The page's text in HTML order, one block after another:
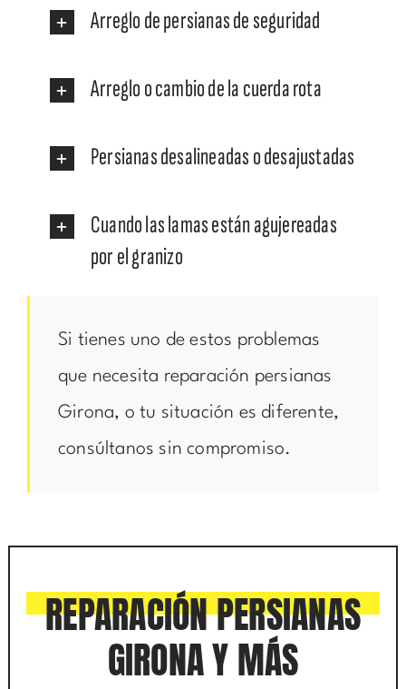
Arreglo de persianas de seguridad
Arreglo o cambio de la cuerda rota
Persianas desalineadas o desajustadas
Cuando las lamas están agujereadas
por el granizo
Si tienes uno de estos problemas
que necesita reparación persianas
Girona, o tu situación es diferente,
consúltanos sin compromiso.
REPARACIÓN PERSIANAS
GIRONA Y MÁS